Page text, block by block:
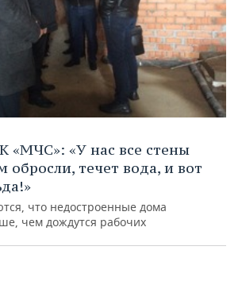
«МЧС»: «У нас все стены
обросли, течет вода, и вот
что недостроенные дома
чем дождутся рабочих